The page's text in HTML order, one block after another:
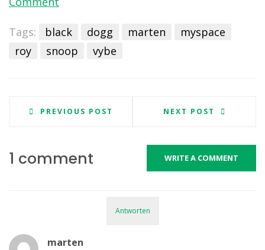
Tags: black dogg marten
myspace
roy
snoop vybe
PREVIOUS POST NEXT POST
1 comment WRITE A COMMENT
Antworten
marten